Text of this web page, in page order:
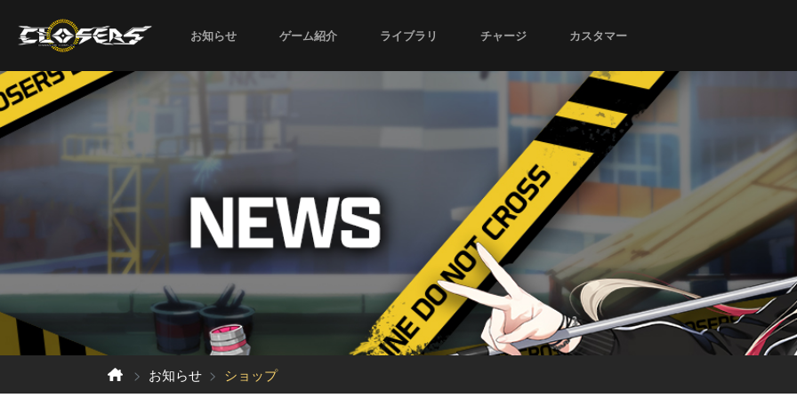
お知らせ ゲーム紹介 ライブラリ チャージ カスタマー
お知らせ ショップ